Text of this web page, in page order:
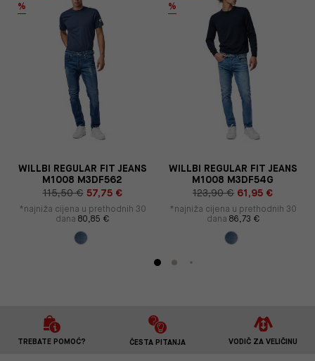
%
WILLBI REGULAR FIT JEANS
M1008 M3DF562
115,50 € 57,75 €
*najniža cijena u prethodnih 30
dana 80,85 €
%
WILLBI REGULAR FIT JEANS
M1008 M3DF54G
123,90 € 61,95 €
*najniža cijena u prethodnih 30
dana 86,73 €
TREBATE POMOĆ? ČESTA PITANJA VODIČ ZA VELIČINU